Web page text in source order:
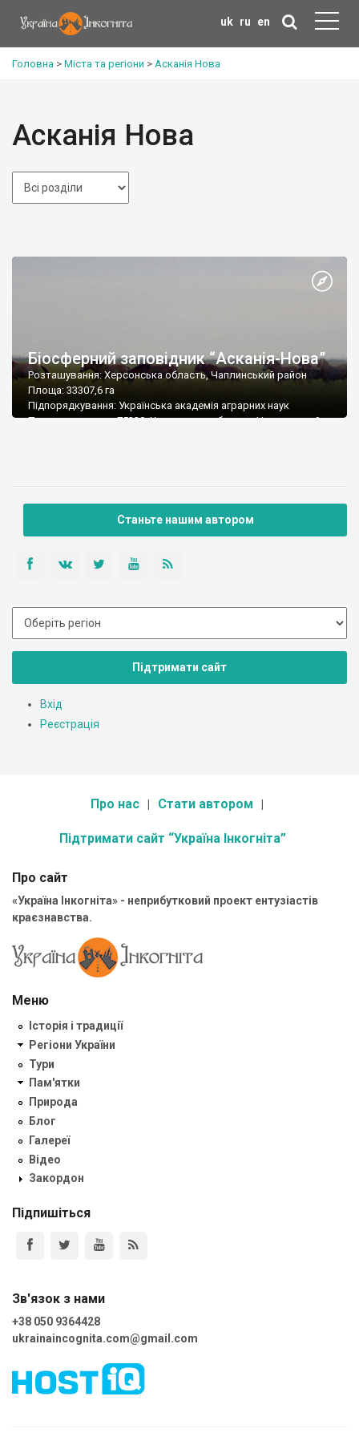
uk ru en
Головна > Міста та регіони > Асканія Нова
Асканія Нова
Біосферний заповідник “Асканія-Нова”
Розташування: Херсонська область, Чаплинський район
Площа: 33307,6 га
Підпорядкування: Українська академія аграрних наук
Поштова адреса: 75230, Херсонська область, Чаплинський
Станьте нашим автором
Підтримати сайт
Вхід
Реєстрація
Про нас Стати автором
Підтримати сайт “Україна Інкогніта”
Про сайт
«Україна Інкогніта» - неприбутковий проект ентузіастів
краєзнавства.
Меню
Історія і традиції
Регіони України
Тури
Пам'ятки
Природа
Блог
Галереї
Відео
Закордон
Підпишіться
Зв'язок з нами
+38 050 9364428
ukrainaincognita.com@gmail.com